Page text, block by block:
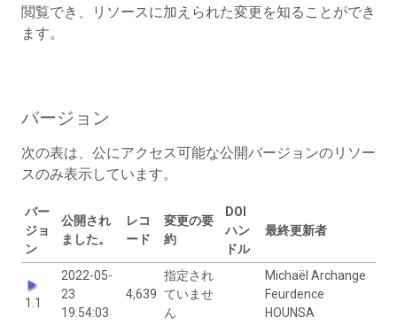
閲覧でき、リソースに加えられた変更を知ることができ
ます。
バージョン
次の表は、公にアクセス可能な公開バージョンのリソー
スのみ表示しています。
バー
ジョ
ン
公開され
ました。
レコ
ード
変更の要
約
DOI
ハン
ドル
最終更新者
1.1
2022-05-
23
19:54:03
4,639
指定され
ていませ
ん
Michaël Archange
Feurdence
HOUNSA